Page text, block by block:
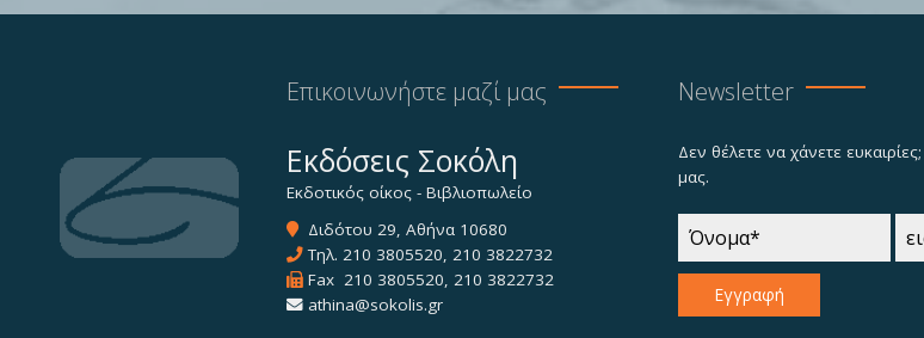
Επικοινωνήστε μαζί μας
Εκδόσεις Σοκόλη
Εκδοτικός οίκος - Βιβλιοπωλείο
Διδότου 29, Αθήνα 10680
Τηλ. 210 3805520, 210 3822732
Fax 210 3805520, 210 3822732
athina@sokolis.gr
Newsletter
Δεν θέλετε να χάνετε
μας.
Εγγραφή